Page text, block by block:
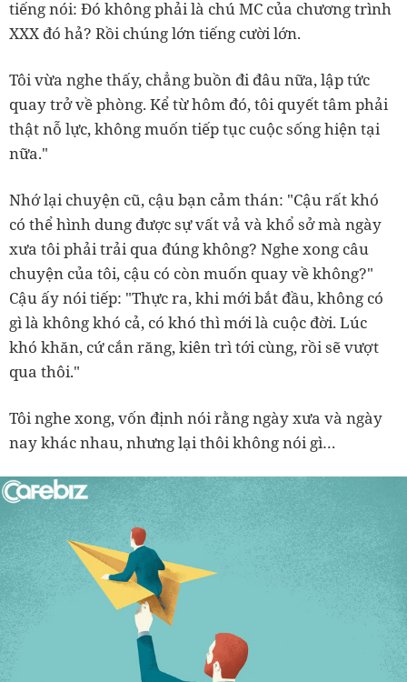
tiếng nói: Đó không phải là chú MC của chương trình
XXX đó hả? Rồi chúng lớn tiếng cười lớn.
Tôi vừa nghe thấy, chẳng buồn đi đâu nữa, lập tức
quay trở về phòng. Kể từ hôm đó, tôi quyết tâm phải
thật nỗ lực, không muốn tiếp tục cuộc sống hiện tại
nữa."
Nhớ lại chuyện cũ, cậu bạn cảm thán: "Cậu rất khó
có thể hình dung được sự vất vả và khổ sở mà ngày
xưa tôi phải trải qua đúng không? Nghe xong câu
chuyện của tôi, cậu có còn muốn quay về không?"
Cậu ấy nói tiếp: "Thực ra, khi mới bắt đầu, không có
gì là không khó cả, có khó thì mới là cuộc đời. Lúc
khó khăn, cứ cắn răng, kiên trì tới cùng, rồi sẽ vượt
qua thôi."
Tôi nghe xong, vốn định nói rằng ngày xưa và ngày
nay khác nhau, nhưng lại thôi không nói gì…